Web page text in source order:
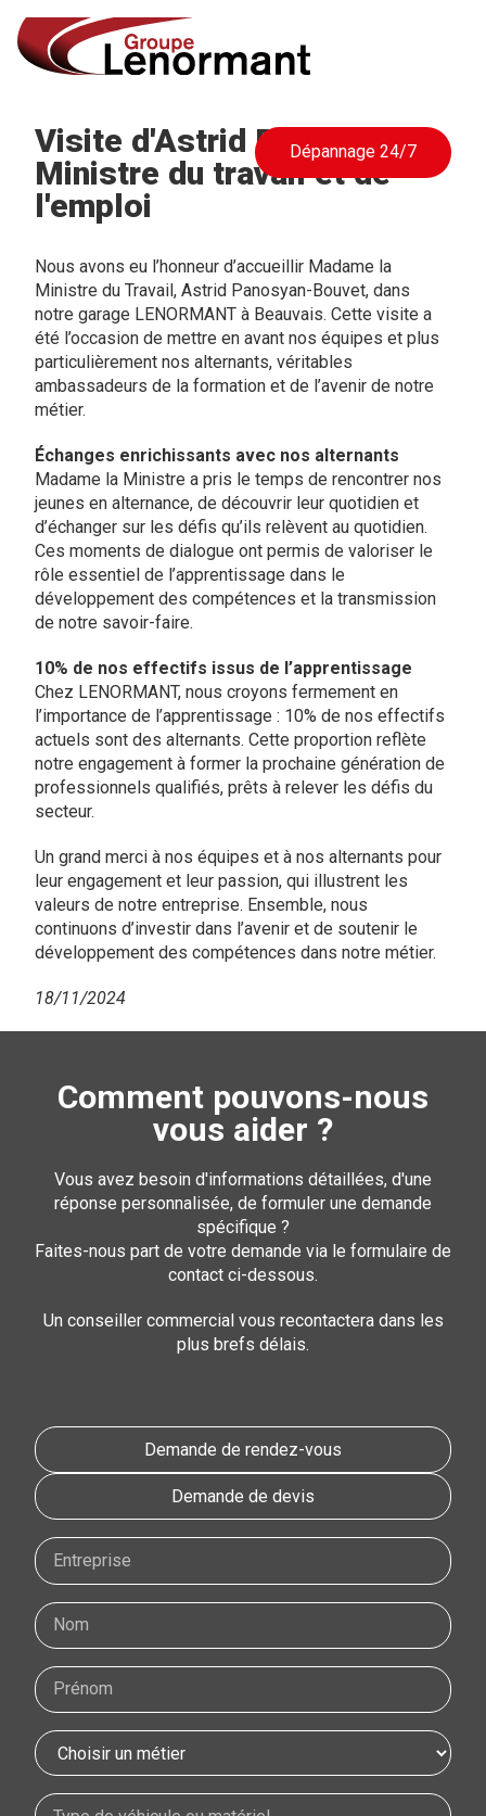
Dépannage 24/7
Visite d'Astrid PANOSYAN,
Ministre du travail et de
l'emploi
Nous avons eu l’honneur d’accueillir Madame la
Ministre du Travail, Astrid Panosyan-Bouvet, dans
notre garage LENORMANT à Beauvais. Cette visite a
été l’occasion de mettre en avant nos équipes et plus
particulièrement nos alternants, véritables
ambassadeurs de la formation et de l’avenir de notre
métier.
Échanges enrichissants avec nos alternants
Madame la Ministre a pris le temps de rencontrer nos
jeunes en alternance, de découvrir leur quotidien et
d’échanger sur les défis qu’ils relèvent au quotidien.
Ces moments de dialogue ont permis de valoriser le
rôle essentiel de l’apprentissage dans le
développement des compétences et la transmission
de notre savoir-faire.
10% de nos effectifs issus de l’apprentissage
Chez LENORMANT, nous croyons fermement en
l’importance de l’apprentissage : 10% de nos effectifs
actuels sont des alternants. Cette proportion reflète
notre engagement à former la prochaine génération de
professionnels qualifiés, prêts à relever les défis du
secteur.
Un grand merci à nos équipes et à nos alternants pour
leur engagement et leur passion, qui illustrent les
valeurs de notre entreprise. Ensemble, nous
continuons d’investir dans l’avenir et de soutenir le
développement des compétences dans notre métier.
18/11/2024
Comment pouvons-nous
vous aider ?
Vous avez besoin d'informations détaillées, d'une
réponse personnalisée, de formuler une demande
spécifique ?
Faites-nous part de votre demande via le formulaire de
contact ci-dessous.
Un conseiller commercial vous recontactera dans les
plus brefs délais.
Demande de rendez-vous
Demande de devis